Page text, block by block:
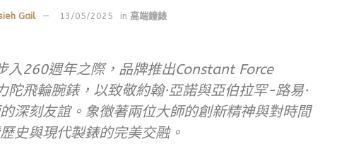
Gail 13/05/2025 in 高端鐘錶
入260週年之際，品牌推出Constant Force
飛輪腕錶，以致敬約翰·亞諾與亞伯拉罕-路易·
深刻友誼。象徵著兩位大師的創新精神與對時間
史與現代製錶的完美交融。